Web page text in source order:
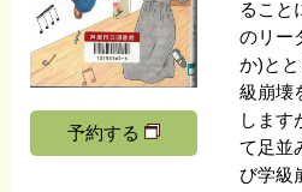
予約する
ること
のリー
か)と
級崩壊
します
て足並
び学級